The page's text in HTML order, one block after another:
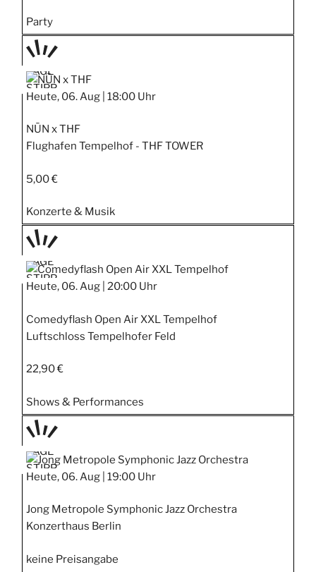
Party
TAGE
STIPP
Heute, 06. Aug | 18:00 Uhr
NŪN x THF
Flughafen Tempelhof - THF TOWER
5,00 €
Konzerte & Musik
TAGE
STIPP
Heute, 06. Aug | 20:00 Uhr
Comedyflash Open Air XXL Tempelhof
Luftschloss Tempelhofer Feld
22,90 €
Shows & Performances
TAGE
STIPP
Heute, 06. Aug | 19:00 Uhr
Jong Metropole Symphonic Jazz Orchestra
Konzerthaus Berlin
keine Preisangabe